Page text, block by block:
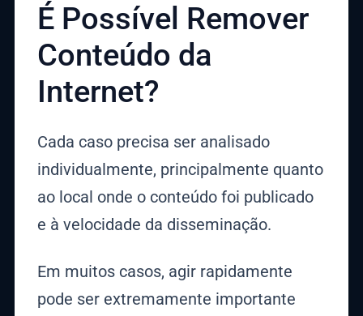
É Possível Remover
Conteúdo da
Internet?
Cada caso precisa ser analisado
individualmente, principalmente quanto
ao local onde o conteúdo foi publicado
e à velocidade da disseminação.
Em muitos casos, agir rapidamente
pode ser extremamente importante